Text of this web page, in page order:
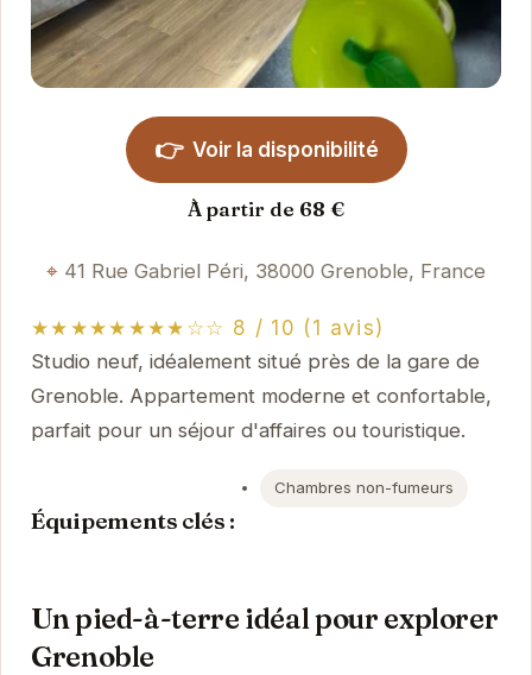
👉 Voir la disponibilité
À partir de 68 €
41 Rue Gabriel Péri, 38000 Grenoble, France
★★★★★★★★☆☆ 8 / 10 (1 avis)
Studio neuf, idéalement situé près de la gare de
Grenoble. Appartement moderne et confortable,
parfait pour un séjour d'affaires ou touristique.
Équipements clés :
Chambres non-fumeurs
Un pied-à-terre idéal pour explorer
Grenoble